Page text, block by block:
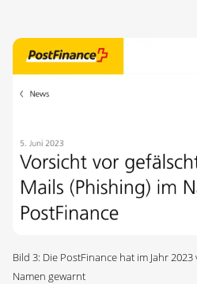
Bild 3: Die PostFinance hat im Jahr
Namen gewarnt